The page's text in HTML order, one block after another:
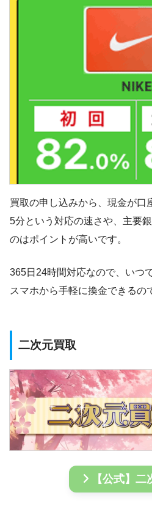
買取の申し込みから、現金が口
5分という対応の速さや、主要
のはポイントが高いです。
365日24時間対応なので、いつ
スマホから手軽に換金できるの
二次元買取
【公式】二